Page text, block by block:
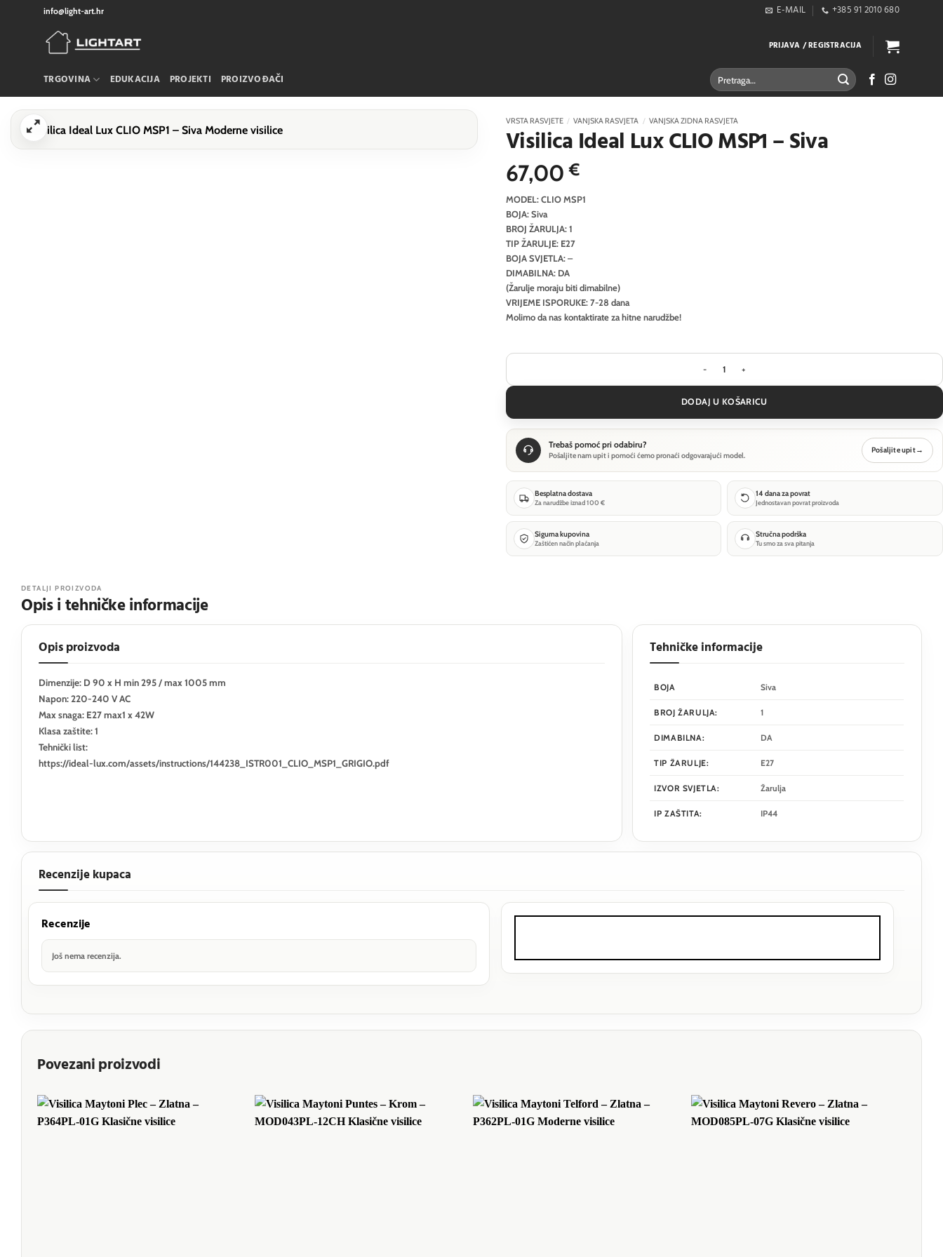
info@light-art.hr E-MAIL +385 91 2010 680
PRIJAVA / REGISTRACIJA
TRGOVINA EDUKACIJA PROJEKTI PROIZVOĐAČI Pretraži:
VRSTA RASVJETE / VANJSKA RASVJETA / VANJSKA ZIDNA RASVJETA
Visilica Ideal Lux CLIO MSP1 – Siva
67,00€
MODEL: CLIO MSP1
BOJA: Siva
BROJ ŽARULJA: 1
TIP ŽARULJE: E27
BOJA SVJETLA: –
DIMABILNA: DA
(Žarulje moraju biti dimabilne)
VRIJEME ISPORUKE: 7-28 dana
Molimo da nas kontaktirate za hitne narudžbe!
Visilica Ideal Lux CLIO MSP1 - Siva količina
DODAJ U KOŠARICU
Trebaš pomoć pri odabiru?
Pošaljite nam upit i pomoći ćemo pronaći odgovarajući model.
Pošaljite upit→
Besplatna dostava
Za narudžbe iznad 100 €
14 dana za povrat
Jednostavan povrat proizvoda
Sigurna kupovina
Zaštićen način plaćanja
Stručna podrška
Tu smo za sva pitanja
DETALJI PROIZVODA
Opis i tehničke informacije
Opis proizvoda
Dimenzije: D 90 x H min 295 / max 1005 mm
Napon: 220-240 V AC
Max snaga: E27 max1 x 42W
Klasa zaštite: 1
Tehnički list:
https://ideal-lux.com/assets/instructions/144238_ISTR001_CLIO_MSP1_GRIGIO.pdf
Tehničke informacije
BOJA Siva
BROJ ŽARULJA: 1
DIMABILNA: DA
TIP ŽARULJE: E27
IZVOR SVJETLA: Žarulja
IP ZAŠTITA: IP44
Recenzije kupaca
Recenzije
Još nema recenzija.
Povezani proizvodi